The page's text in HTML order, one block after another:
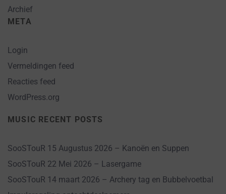
Archief
META
Login
Vermeldingen feed
Reacties feed
WordPress.org
MUSIC RECENT POSTS
SooSTouR 15 Augustus 2026 – Kanoën en Suppen
SooSTouR 22 Mei 2026 – Lasergame
SooSTouR 14 maart 2026 – Archery tag en Bubbelvoetbal